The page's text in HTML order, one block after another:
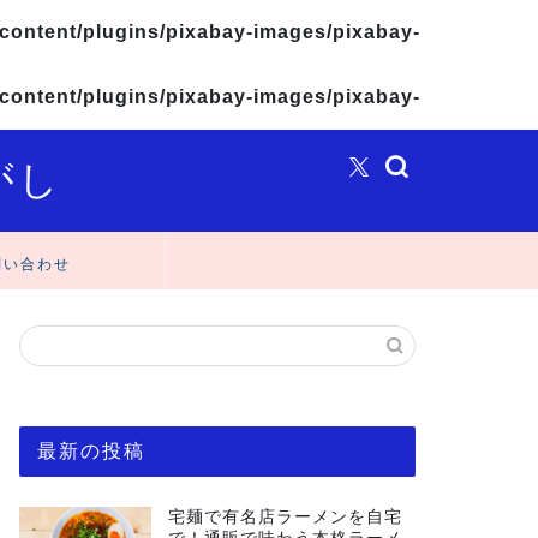
plugins/pixabay-images/pixabay-
plugins/pixabay-images/pixabay-
し
合わせ
最新の投稿
宅麺で有名店ラーメンを自宅